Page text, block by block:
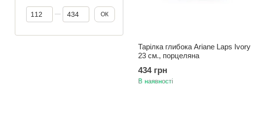
Тарілка глибока Ariane Laps Ivory
23 см., порцеляна
434 грн
В наявності
Від Ціна, грн
До Ціна, грн ОК